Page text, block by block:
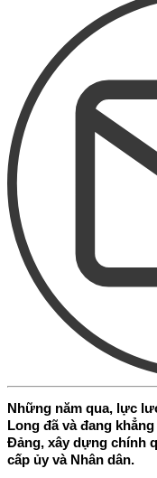
Những năm qua, lực
Long đã và đang
Đảng, xây dựng chính
cấp ủy và Nhân dân.